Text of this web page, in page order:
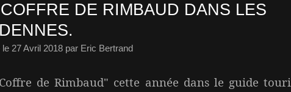
DE RIMBAUD DANS LES
le 27 Avril 2018 par Eric Bertrand
de Rimbaud" cette année dans le guide